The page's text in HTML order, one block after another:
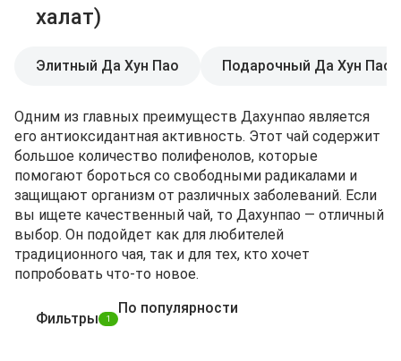
халат)
Элитный Да Хун Пао Подарочный Да Хун Пао
Одним из главных преимуществ Дахунпао является
его антиоксидантная активность. Этот чай содержит
большое количество полифенолов, которые
помогают бороться со свободными радикалами и
защищают организм от различных заболеваний. Если
вы ищете качественный чай, то Дахунпао — отличный
выбор. Он подойдет как для любителей
традиционного чая, так и для тех, кто хочет
попробовать что-то новое.
Фильтры 1
По популярности